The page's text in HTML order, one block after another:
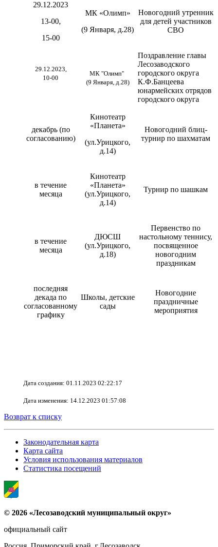
29.12.2023
13-00,
15-00
МК «Олимп»
(9 Января, д.28)
Новогодний утренник
для детей участников
СВО
29.12.2023,
10-00
МК "Олимп"
(9 Января, д.28)
Поздравление главы
Лесозаводского
городского округа
К.Ф.Банцеева
юнармейских отрядов
городского округа
декабрь (по
согласованию)
Кинотеатр
«Планета»
(ул.Урицкого,
д.14)
Новогодний блиц-
турнир по шахматам
в течение
месяца
Кинотеатр
«Планета»
(ул.Урицкого,
д.14)
Турнир по шашкам
в течение
месяца
ДЮСШ
(ул.Урицкого,
д.18)
Первенство по
настольному теннису,
посвященное
новогодним
праздникам
последняя
декада по
согласованному
графику
Школы, детские
сады
Новогодние
праздничные
мероприятия
Дата создания: 01.11.2023 02:22:17
Дата изменения: 14.12.2023 01:57:08
Возврат к списку
Законодательная карта
Карта сайта
Условия использования материалов
Статистика посещений
© 2026 «Лесозаводский муниципальный округ»
официальный сайт